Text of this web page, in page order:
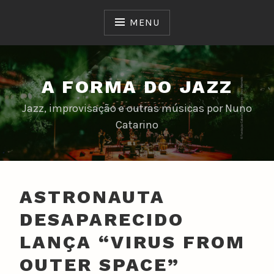
MENU
A FORMA DO JAZZ
Jazz, improvisação e outras músicas por Nuno
Catarino
ASTRONAUTA
DESAPARECIDO
LANÇA “VIRUS FROM
OUTER SPACE”